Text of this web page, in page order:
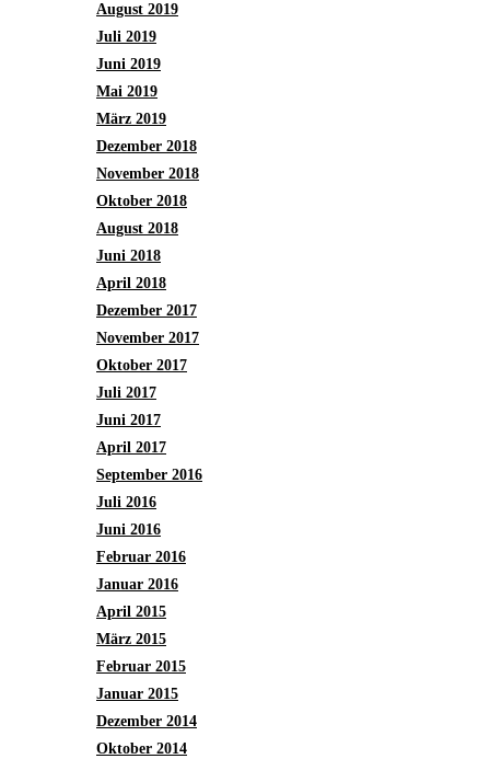
August 2019
Juli 2019
Juni 2019
Mai 2019
März 2019
Dezember 2018
November 2018
Oktober 2018
August 2018
Juni 2018
April 2018
Dezember 2017
November 2017
Oktober 2017
Juli 2017
Juni 2017
April 2017
September 2016
Juli 2016
Juni 2016
Februar 2016
Januar 2016
April 2015
März 2015
Februar 2015
Januar 2015
Dezember 2014
Oktober 2014